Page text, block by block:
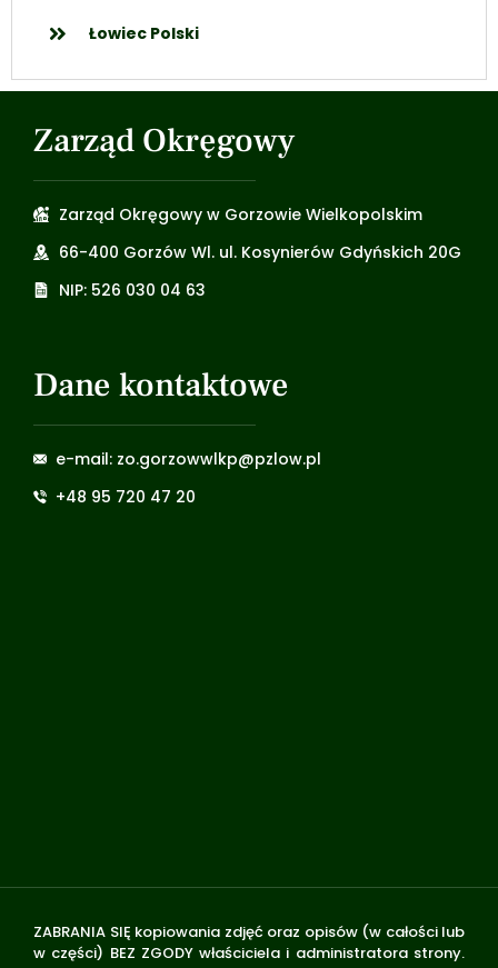
Łowiec Polski
Zarząd Okręgowy
Zarząd Okręgowy w Gorzowie Wielkopolskim
66-400 Gorzów Wl. ul. Kosynierów Gdyńskich 20G
NIP: 526 030 04 63
Dane kontaktowe
e-mail: zo.gorzowwlkp@pzlow.pl
+48 95 720 47 20
ZABRANIA SIĘ kopiowania zdjęć oraz opisów (w całości lub
w części) BEZ ZGODY właściciela i administratora strony.